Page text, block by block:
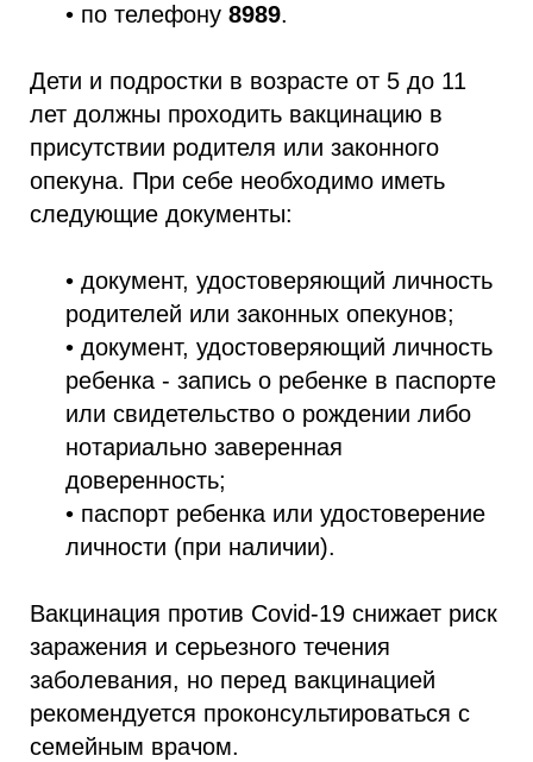
• по телефону 8989.
Дети и подростки в возрасте от 5 до 11
лет должны проходить вакцинацию в
присутствии родителя или законного
опекуна. При себе необходимо иметь
следующие документы:
• документ, удостоверяющий личность
родителей или законных опекунов;
• документ, удостоверяющий личность
ребенка - запись о ребенке в паспорте
или свидетельство о рождении либо
нотариально заверенная
доверенность;
• паспорт ребенка или удостоверение
личности (при наличии).
Вакцинация против Covid-19 снижает риск
заражения и серьезного течения
заболевания, но перед вакцинацией
рекомендуется проконсультироваться с
семейным врачом.